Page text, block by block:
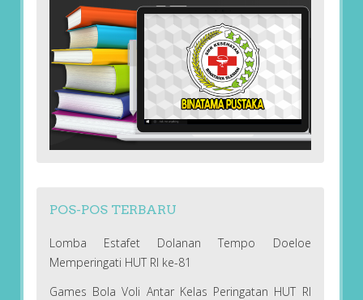
POS-POS TERBARU
Lomba Estafet Dolanan Tempo Doeloe
Memperingati HUT RI ke-81
Games Bola Voli Antar Kelas Peringatan HUT RI